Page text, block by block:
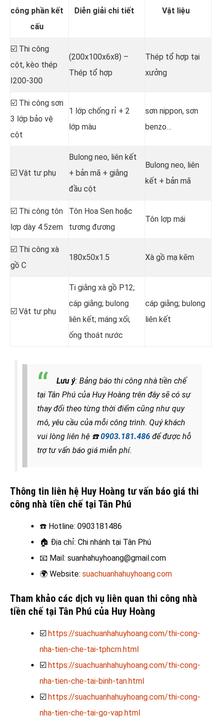
công phần kết
cấu
Diễn giải chi tiết Vật liệu
☑️ Thi công
cột, kèo thép
I200-300
(200x100x6x8) –
Thép tổ hợp
Thép tổ hợp tại
xưởng
☑️ Thi công sơn
3 lớp bảo vệ
cột
1 lớp chống rỉ + 2
lớp màu
sơn nippon, sơn
benzo…
☑️ Vật tư phụ
Bulong neo, liên kết
+ bản mã + giằng
đầu cột
Bulong neo, liên
kết + bản mã
☑️ Thi công tôn
lợp dày 4.5zem
Tôn Hoa Sen hoặc
tương đương
Tôn lợp mái
☑️ Thi công xà
gồ C
180x50x1.5 Xà gồ mạ kẽm
☑️ Vật tư phụ
Ti giằng xà gồ P12;
cáp giằng; bulong
liên kết; máng xối;
ống thoát nước
cáp giằng; bulong
liên kết
Lưu ý: Bảng báo thi công nhà tiền chế
tại Tân Phú của Huy Hoàng trên đây sẽ có sự
thay đổi theo từng thời điểm cũng như quy
mô, yêu cầu của mỗi công trình. Quý khách
vui lòng liên hệ ☎️0903.181.486 để được hỗ
trợ tư vấn báo giá miễn phí.
Thông tin liên hệ Huy Hoàng tư vấn báo giá thi
công nhà tiền chế tại Tân Phú
☎️ Hotline: 0903181486
🏠 Địa chỉ: Chi nhánh tại Tân Phú
📧 Mail: suanhahuyhoang@gmail.com
🌍 Website: suachuanhahuyhoang.com
Tham khảo các dịch vụ liên quan thi công nhà
tiền chế tại Tân Phú của Huy Hoàng
☑️ https://suachuanhahuyhoang.com/thi-cong-
nha-tien-che-tai-tphcm.html
☑️ https://suachuanhahuyhoang.com/thi-cong-
nha-tien-che-tai-binh-tan.html
☑️ https://suachuanhahuyhoang.com/thi-cong-
nha-tien-che-tai-go-vap.html